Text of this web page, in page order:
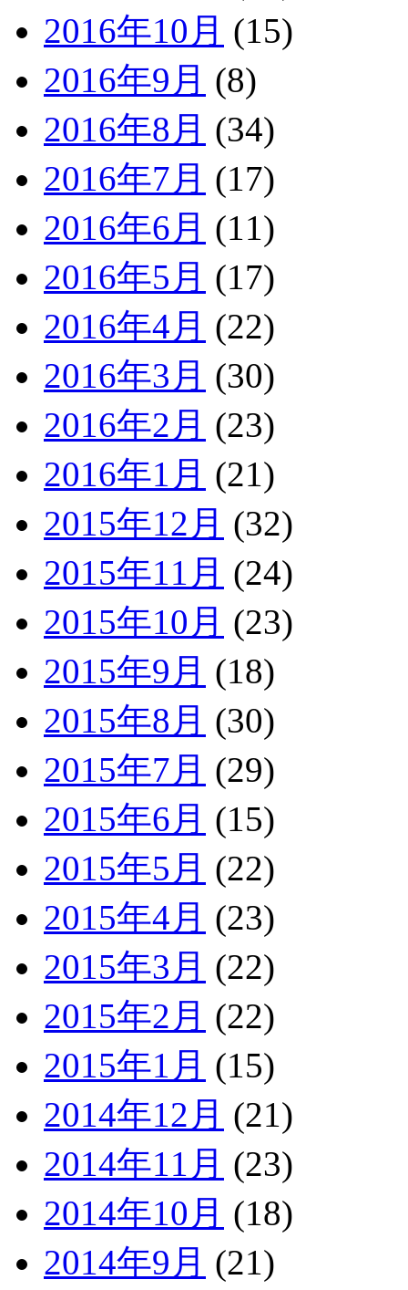
2016年10月 (15)
2016年9月 (8)
2016年8月 (34)
2016年7月 (17)
2016年6月 (11)
2016年5月 (17)
2016年4月 (22)
2016年3月 (30)
2016年2月 (23)
2016年1月 (21)
2015年12月 (32)
2015年11月 (24)
2015年10月 (23)
2015年9月 (18)
2015年8月 (30)
2015年7月 (29)
2015年6月 (15)
2015年5月 (22)
2015年4月 (23)
2015年3月 (22)
2015年2月 (22)
2015年1月 (15)
2014年12月 (21)
2014年11月 (23)
2014年10月 (18)
2014年9月 (21)